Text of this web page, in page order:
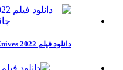
دانلود فیلم All The Old Knives 2022 همه چاقوهای قدیمی